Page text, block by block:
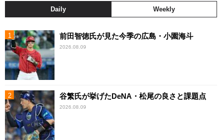
Daily Weekly
前田智徳氏が見た今季の広島・小園海斗
2026.08.09
谷繁氏が挙げたDeNA・松尾の良さと課題点
2026.08.09